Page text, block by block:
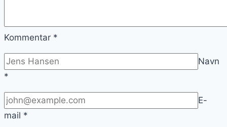
Kommentar *
Navn
*
E-
mail *